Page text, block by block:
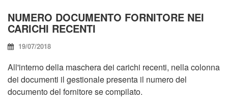
NUMERO DOCUMENTO FORNITORE NEI
CARICHI RECENTI
19/07/2018
All'interno della maschera dei carichi recenti, nella colonna
dei documenti il gestionale presenta il numero del
documento del fornitore se compilato.